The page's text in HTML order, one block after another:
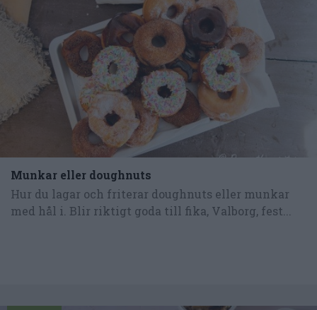
Munkar eller doughnuts
Hur du lagar och friterar doughnuts eller munkar
med hål i. Blir riktigt goda till fika, Valborg, fest...